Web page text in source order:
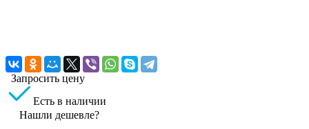
Запросить цену
Есть в наличии
Нашли дешевле?